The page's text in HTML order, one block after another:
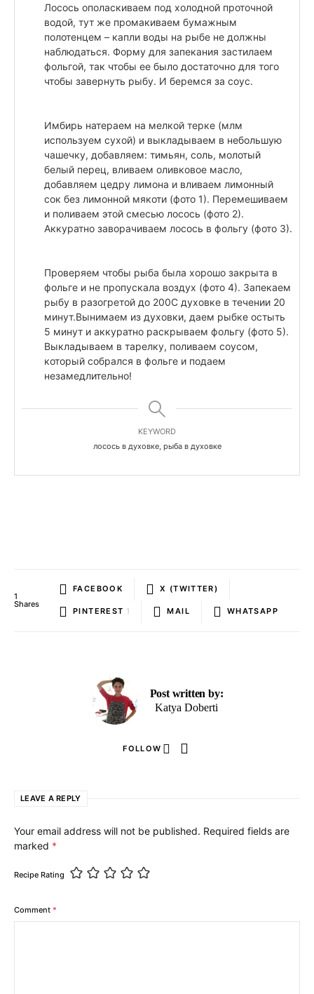
Лосось ополаскиваем под холодной проточной
водой, тут же промакиваем бумажным
полотенцем – капли воды на рыбе не должны
наблюдаться. Форму для запекания застилаем
фольгой, так чтобы ее было достаточно для того
чтобы завернуть рыбу. И беремся за соус.
Имбирь натераем на мелкой терке (млм
используем сухой) и выкладываем в небольшую
чашечку, добавляем: тимьян, соль, молотый
белый перец, вливаем оливковое масло,
добавляем цедру лимона и вливаем лимонный
сок без лимонной мякоти (фото 1). Перемешиваем
и поливаем этой смесью лосось (фото 2).
Аккуратно заворачиваем лосось в фольгу (фото 3).
Проверяем чтобы рыба была хорошо закрыта в
фольге и не пропускала воздух (фото 4). Запекаем
рыбу в разогретой до 200С духовке в течении 20
минут.Вынимаем из духовки, даем рыбке остыть
5 минут и аккуратно раскрываем фольгу (фото 5).
Выкладываем в тарелку, поливаем соусом,
который собрался в фольге и подаем
незамедлительно!
KEYWORD
лосось в духовке, рыба в духовке
1
Shares
FACEBOOK X (TWITTER)
PINTEREST 1 MAIL WHATSAPP
Post written by:
Katya Doberti
FOLLOW
LEAVE A REPLY
Your email address will not be published. Required fields are
marked *
Recipe Rating
Comment *